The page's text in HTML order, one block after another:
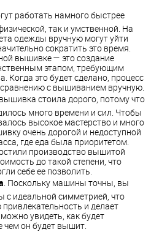
работать намного быстрее
так и умственной. На
одежды вручную могут уйти
сократить это время.
вышивке — это создание
этапом, требующим
Когда это будет сделано, процесс
с вышиванием вручную.
стоила дорого, потому что
много времени и сил. Чтобы
высокое мастерство и много
очень дорогой и недоступной
где еда была приоритетом.
производство вышитой
до такой степени, что
себе ее позволить.
. Поскольку машины точны, вы
с идеальной симметрией, что
и делает
увидеть, как будет
чем он будет вышит.